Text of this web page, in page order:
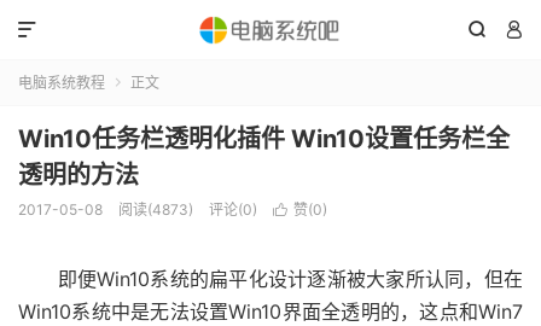
 

电脑系统教程  正文
Win10任务栏透明化插件 Win10设置任务栏全
透明的方法
2017-05-08 阅读(4873) 评论(0)  赞(0)
即便Win10系统的扁平化设计逐渐被大家所认同，但在
Win10系统中是无法设置Win10界面全透明的，这点和Win7